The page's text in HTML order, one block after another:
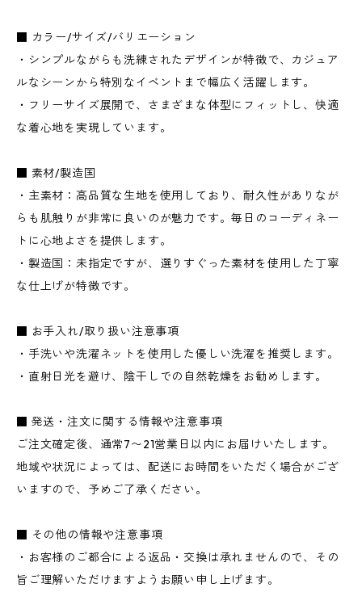
■ カラー/サイズ/バリエーション
・シンプルながらも洗練されたデザインが特徴で、カジュア
ルなシーンから特別なイベントまで幅広く活躍します。
・フリーサイズ展開で、さまざまな体型にフィットし、快適
な着心地を実現しています。
■ 素材/製造国
・主素材：高品質な生地を使用しており、耐久性がありなが
らも肌触りが非常に良いのが魅力です。毎日のコーディネー
トに心地よさを提供します。
・製造国：未指定ですが、選りすぐった素材を使用した丁寧
な仕上げが特徴です。
■ お手入れ/取り扱い注意事項
・手洗いや洗濯ネットを使用した優しい洗濯を推奨します。
・直射日光を避け、陰干しでの自然乾燥をお勧めします。
■ 発送・注文に関する情報や注意事項
ご注文確定後、通常7〜21営業日以内にお届けいたします。
地域や状況によっては、配送にお時間をいただく場合がござ
いますので、予めご了承ください。
■ その他の情報や注意事項
・お客様のご都合による返品・交換は承れませんので、その
旨ご理解いただけますようお願い申し上げます。